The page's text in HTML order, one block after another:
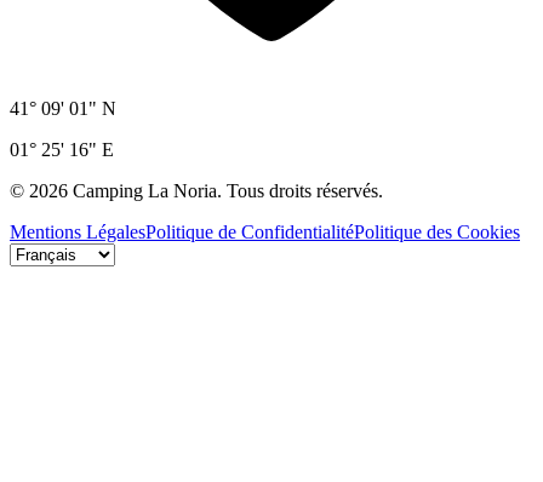
41° 09' 01" N
01° 25' 16" E
© 2026 Camping La Noria. Tous droits réservés.
Mentions LégalesPolitique de ConfidentialitéPolitique des Cookies